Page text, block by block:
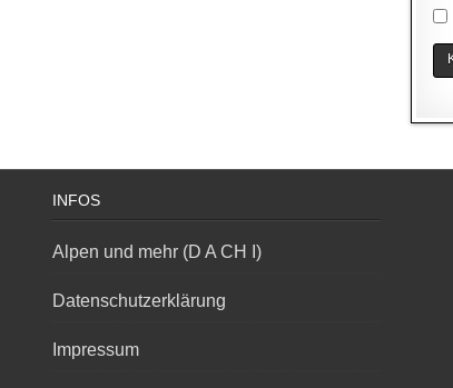
INFOS
Alpen und mehr (D A CH I)
Datenschutzerklärung
Impressum